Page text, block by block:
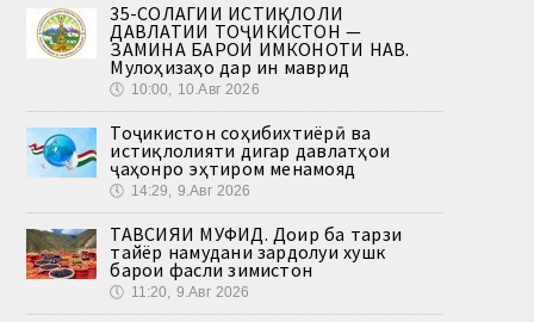
35-СОЛАГИИ ИСТИҚЛОЛИ
ДАВЛАТИИ ТОҶИКИСТОН —
ЗАМИНА БАРОИ ИМКОНОТИ НАВ.
Мулоҳизаҳо дар ин маврид
🕔 10:00, 10.Авг 2026
Тоҷикистон соҳибихтиёрӣ ва
истиқлолияти дигар давлатҳои
ҷаҳонро эҳтиром менамояд
🕔 14:29, 9.Авг 2026
ТАВСИЯИ МУФИД. Доир ба тарзи
тайёр намудани зардолуи хушк
барои фасли зимистон
🕔 11:20, 9.Авг 2026